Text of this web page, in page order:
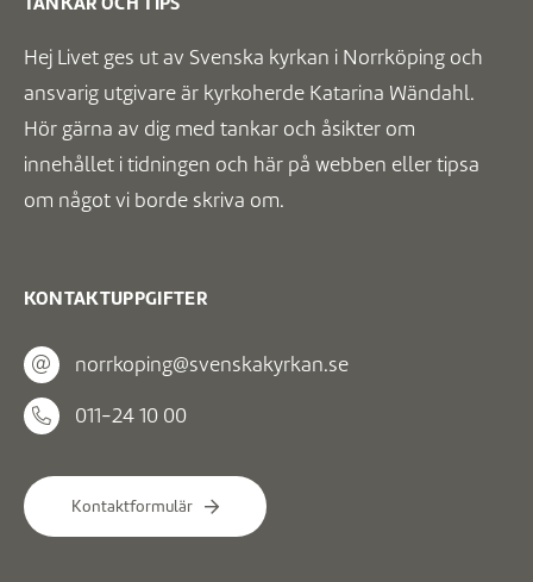
Hej Livet ges ut av Svenska kyrkan i Norrköping och
ansvarig utgivare är kyrkoherde Katarina Wändahl.
Hör gärna av dig med tankar och åsikter om
innehållet i tidningen och här på webben eller tipsa
om något vi borde skriva om.
KONTAKTUPPGIFTER
norrkoping@svenskakyrkan.se
011-24 10 00
Kontaktformulär